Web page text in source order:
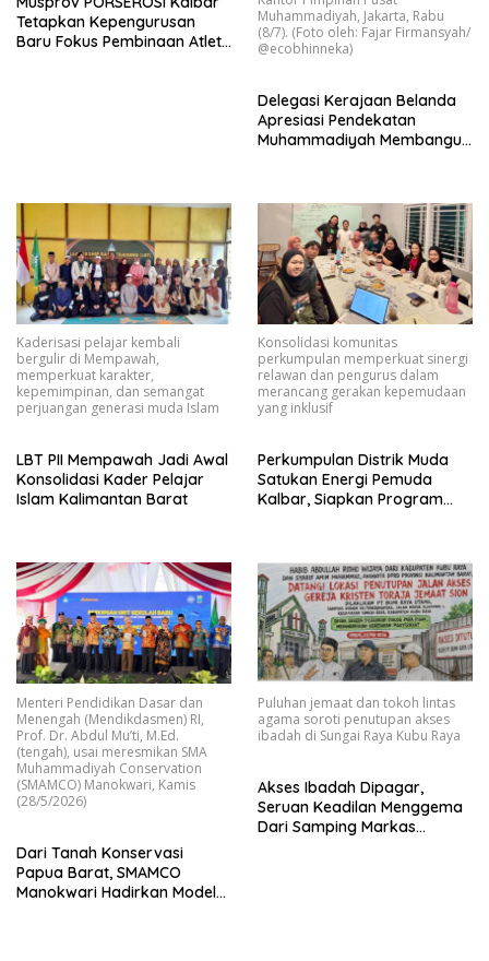
Tetapkan Kepengurusan
Baru Fokus Pembinaan Atlet
Muhammadiyah, Jakarta, Rabu
(8/7). (Foto oleh: Fajar Firmansyah/
@ecobhinneka)
Delegasi Kerajaan Belanda
Apresiasi Pendekatan
Muhammadiyah Membangun
Kaderisasi pelajar kembali
bergulir di Mempawah,
memperkuat karakter,
kepemimpinan, dan semangat
perjuangan generasi muda Islam
LBT PII Mempawah Jadi Awal
Konsolidasi Kader Pelajar
Islam Kalimantan Barat
Konsolidasi komunitas
perkumpulan memperkuat sinergi
relawan dan pengurus dalam
merancang gerakan kepemudaan
yang inklusif
Perkumpulan Distrik Muda
Satukan Energi Pemuda
Kalbar, Siapkan Program
Menteri Pendidikan Dasar dan
Menengah (Mendikdasmen) RI,
Prof. Dr. Abdul Mu’ti, M.Ed.
(tengah), usai meresmikan SMA
Muhammadiyah Conservation
(SMAMCO) Manokwari, Kamis
(28/5/2026)
Dari Tanah Konservasi
Papua Barat, SMAMCO
Manokwari Hadirkan Model
Puluhan jemaat dan tokoh lintas
agama soroti penutupan akses
ibadah di Sungai Raya Kubu Raya
Akses Ibadah Dipagar,
Seruan Keadilan Menggema
Dari Samping Markas